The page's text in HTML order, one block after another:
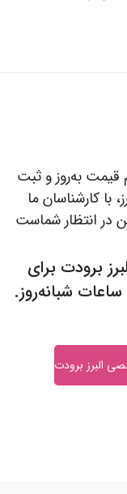
به‌روز و ثبت
با کارشناسان ما
در انتظار شماست
برودت برای
شبانه‌روز.
البرز برودت